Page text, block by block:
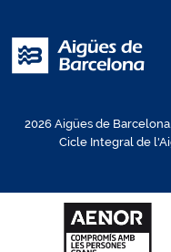
2026 Aigües de
Cicle Integral de